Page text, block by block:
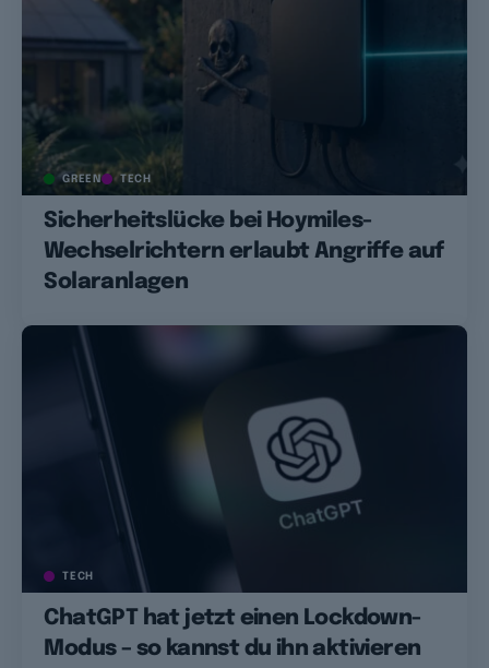
GREEN TECH
Sicherheitslücke bei Hoymiles-
Wechselrichtern erlaubt Angriffe auf
Solaranlagen
TECH
ChatGPT hat jetzt einen Lockdown-
Modus – so kannst du ihn aktivieren